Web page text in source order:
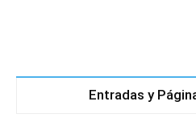
Entradas y